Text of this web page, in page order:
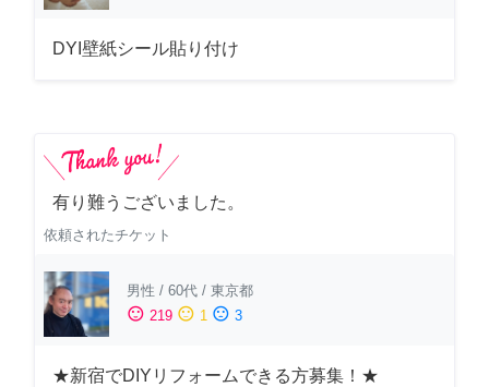
DYI壁紙シール貼り付け
有り難うございました。
依頼されたチケット
男性 / 60代 / 東京都
sentiment_satisfied 219 sentiment_neutral 1 sentiment_dissatisfied 3
★新宿でDIYリフォームできる方募集！★